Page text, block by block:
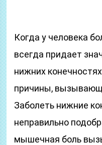
Когда у человека
всегда придает
нижних
причины,
Заболеть нижние
неправильно
мышечная боль